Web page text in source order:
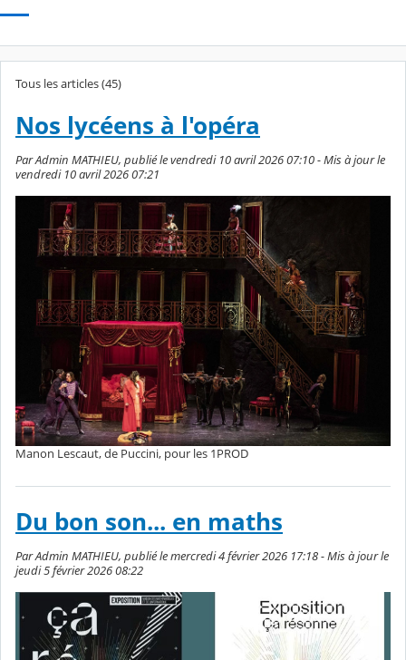
Tous les articles (45)
Nos lycéens à l'opéra
Par Admin MATHIEU, publié le vendredi 10 avril 2026 07:10 - Mis à jour le
vendredi 10 avril 2026 07:21
Manon Lescaut, de Puccini, pour les 1PROD
Du bon son... en maths
Par Admin MATHIEU, publié le mercredi 4 février 2026 17:18 - Mis à jour le
jeudi 5 février 2026 08:22